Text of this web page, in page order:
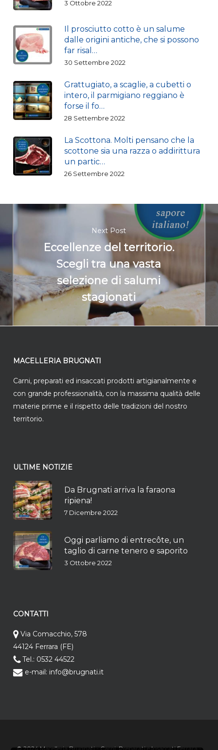
3 Ottobre 2022
Il prosciutto cotto è un salume
dalle origini antiche, che si possono
far risal…
30 Settembre 2022
Grattugiato, a scaglie, a cubetti o
intero, il parmigiano reggiano è
forse il fo…
28 Settembre 2022
La Scottona. Molti pensano che la
scottone sia una razza o addirittura
un partic…
26 Settembre 2022
Next Post
Eccellenze del territorio.
Scegli tra una vasta
selezione di salumi
stagionati
MACELLERIA BRUGNATI
Carni, preparati ed insaccati prodotti artigianalmente e
con grande professionalità, con la massima qualità delle
materie prime e il rispetto delle tradizioni del nostro
territorio.
ULTIME NOTIZIE
Da Brugnati arriva la faraona
ripiena!
7 Dicembre 2022
Oggi parliamo di entrecôte, un
taglio di carne tenero e saporito
3 Ottobre 2022
CONTATTI
Via Comacchio, 578
44124 Ferrara (FE)
Tel.: 0532 44522
e-mail: info@brugnati.it
© 2024 Macelleria Brugnati - Carni, Preparati e Insaccati Ferrara -